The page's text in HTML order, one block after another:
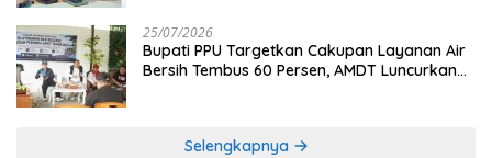
25/07/2026
Bupati PPU Targetkan Cakupan Layanan Air
Bersih Tembus 60 Persen, AMDT Luncurkan
Selengkapnya